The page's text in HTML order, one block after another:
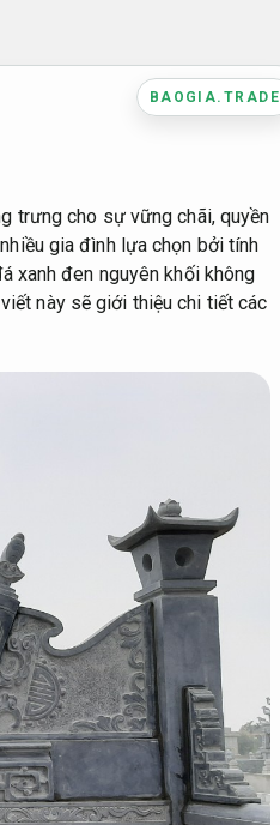
BAOGIA.TRADE
trưng cho sự vững chãi, quyền
gia đình lựa chọn bởi tính
xanh đen nguyên khối không
này sẽ giới thiệu chi tiết các